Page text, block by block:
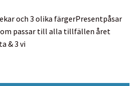
och 3 olika färgerPresentpåsar
passar till alla tillfällen året
& 3 vi